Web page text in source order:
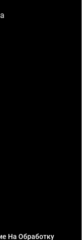
На Обработку